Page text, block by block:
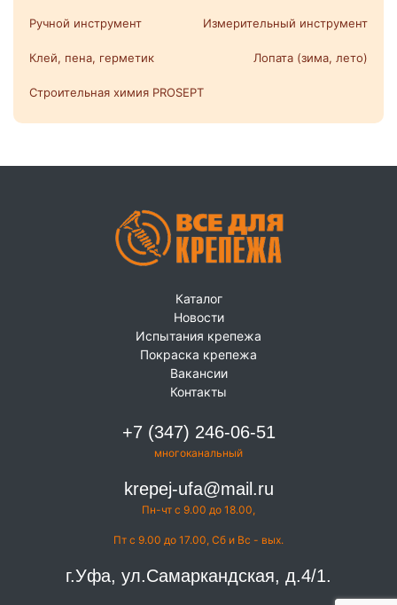
Ручной инструмент Измерительный инструмент
Клей, пена, герметик Лопата (зима, лето)
Строительная химия PROSEPT
Каталог
Новости
Испытания крепежа
Покраска крепежа
Вакансии
Контакты
+7 (347) 246-06-51
многоканальный
krepej-ufa@mail.ru
Пн-чт с 9.00 до 18.00,
Пт с 9.00 до 17.00, Сб и Вс - вых.
г.Уфа, ул.Самаркандская, д.4/1.